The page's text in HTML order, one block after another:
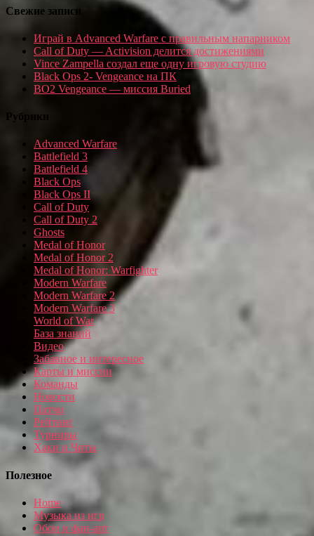
Свежие записи
Играй в Advanced Warfare с правильным напарником
Call of Duty — Activision делится достижениями
Vince Zampella создал еще одну игровую студию
Black Ops 2- Vengeance на ПК
BO2 Vengeance — миссия Buried
Рубрики
Advanced Warfare
Battlefield 3
Battlefield 4
Black Ops
Black Ops II
Call of Duty
Call of Duty 2
Ghosts
Medal of Honor
Medal of Honor 2
Medal of Honor: Warfighter
Modern Warfare
Modern Warfare 2
Modern Warfare 3
World of War
База знаний
Видео
Забавное и интересное
Карты и миссии
Команды
Новости
Патчи
Рейтинг
Турниры
Хаки и Читы
Полезное
Home
Музыка из игр
Обои и фан-арт